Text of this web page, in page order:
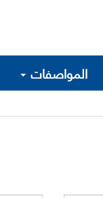
المواصفات